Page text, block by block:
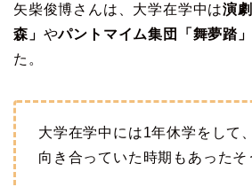
矢柴俊博さんは、大学在学中は演
森」 やパントマイム集団「舞夢踏」
た。
大学在学中には1年休学をして
向き合っていた時期もあったそ